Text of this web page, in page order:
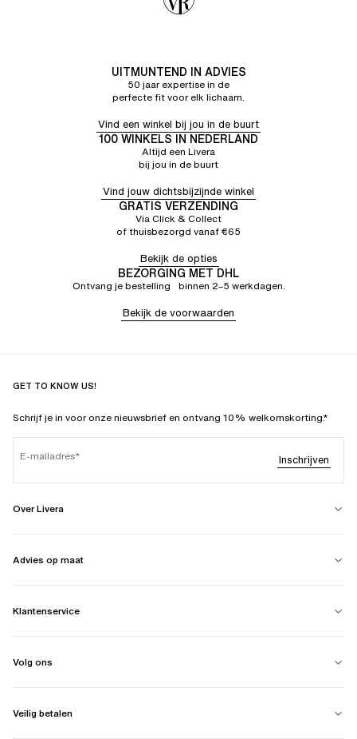
De stiknaad aan de voorkant van de muts heeft het
31/07/26
UITMUNTEND IN ADVIES
50 jaar expertise in de
perfecte fit voor elk lichaam.
Vind een winkel bij jou in de buurt
100 WINKELS IN NEDERLAND
Altijd een Livera
bij jou in de buurt
Vind jouw dichtsbijzijnde winkel
GRATIS VERZENDING
Via Click & Collect
of thuisbezorgd vanaf €65
Bekijk de opties
BEZORGING MET DHL
Ontvang je bestelling binnen 2–5 werkdagen.
Bekijk de voorwaarden
GET TO KNOW US!
Schrijf je in voor onze nieuwsbrief en ontvang 10% welkomskorting.*
E-mailadres Inschrijven
Over Livera
Advies op maat
Klantenservice
Volg ons
Veilig betalen